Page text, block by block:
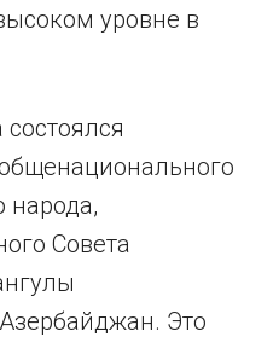
уровне в
народа,
Совета
Это